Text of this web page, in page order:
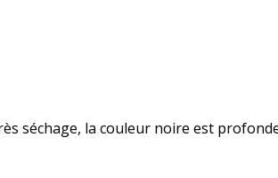
séchage, la couleur noire est